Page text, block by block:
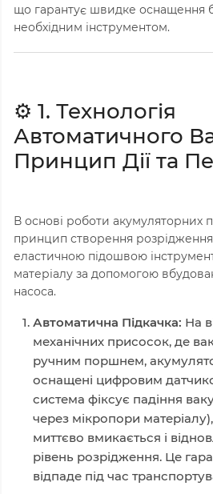
що гарантує швидке оснащення
необхідним інструментом.
⚙️ 1. Технологія
Автоматичного
Принцип Дії та
В основі роботи акумуляторних
принцип створення розрідження
еластичною підошвою
матеріалу за допомогою
насоса.
Автоматична Підкачка: На
механічних присосок, де
ручним поршнем,
оснащені цифровим
система фіксує падіння
через мікропори
миттєво вмикається і
рівень розрідження. Це
відпаде під час